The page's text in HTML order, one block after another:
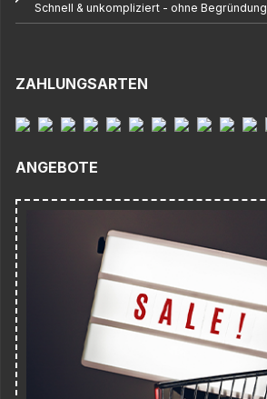
Schnell & unkompliziert - ohne Begründung
ZAHLUNGSARTEN
ANGEBOTE